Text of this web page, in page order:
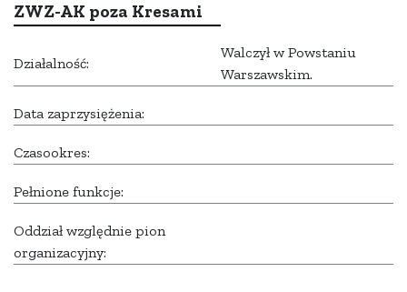
ZWZ-AK poza Kresami
Działalność:
Walczył w Powstaniu
Warszawskim.
Data zaprzysiężenia:
Czasookres:
Pełnione funkcje:
Oddział względnie pion
organizacyjny: